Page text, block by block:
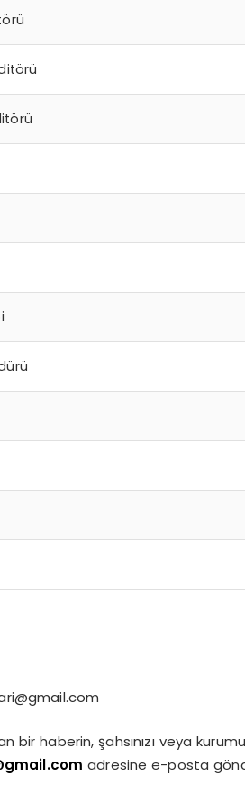
bir haberin, şahsınızı veya
adresine e-posta